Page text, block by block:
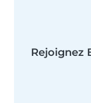
Rejoignez